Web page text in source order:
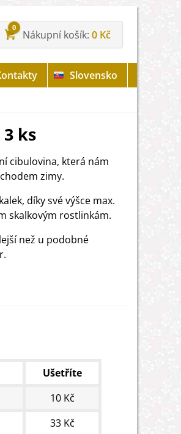
0
Nákupní košík 0 Kč
Slovensko
ks
cibulovina, která nám
zimy.
díky své výšce max.
skalkovým rostlinkám.
než u podobné
Ušetříte
10 Kč
33 Kč